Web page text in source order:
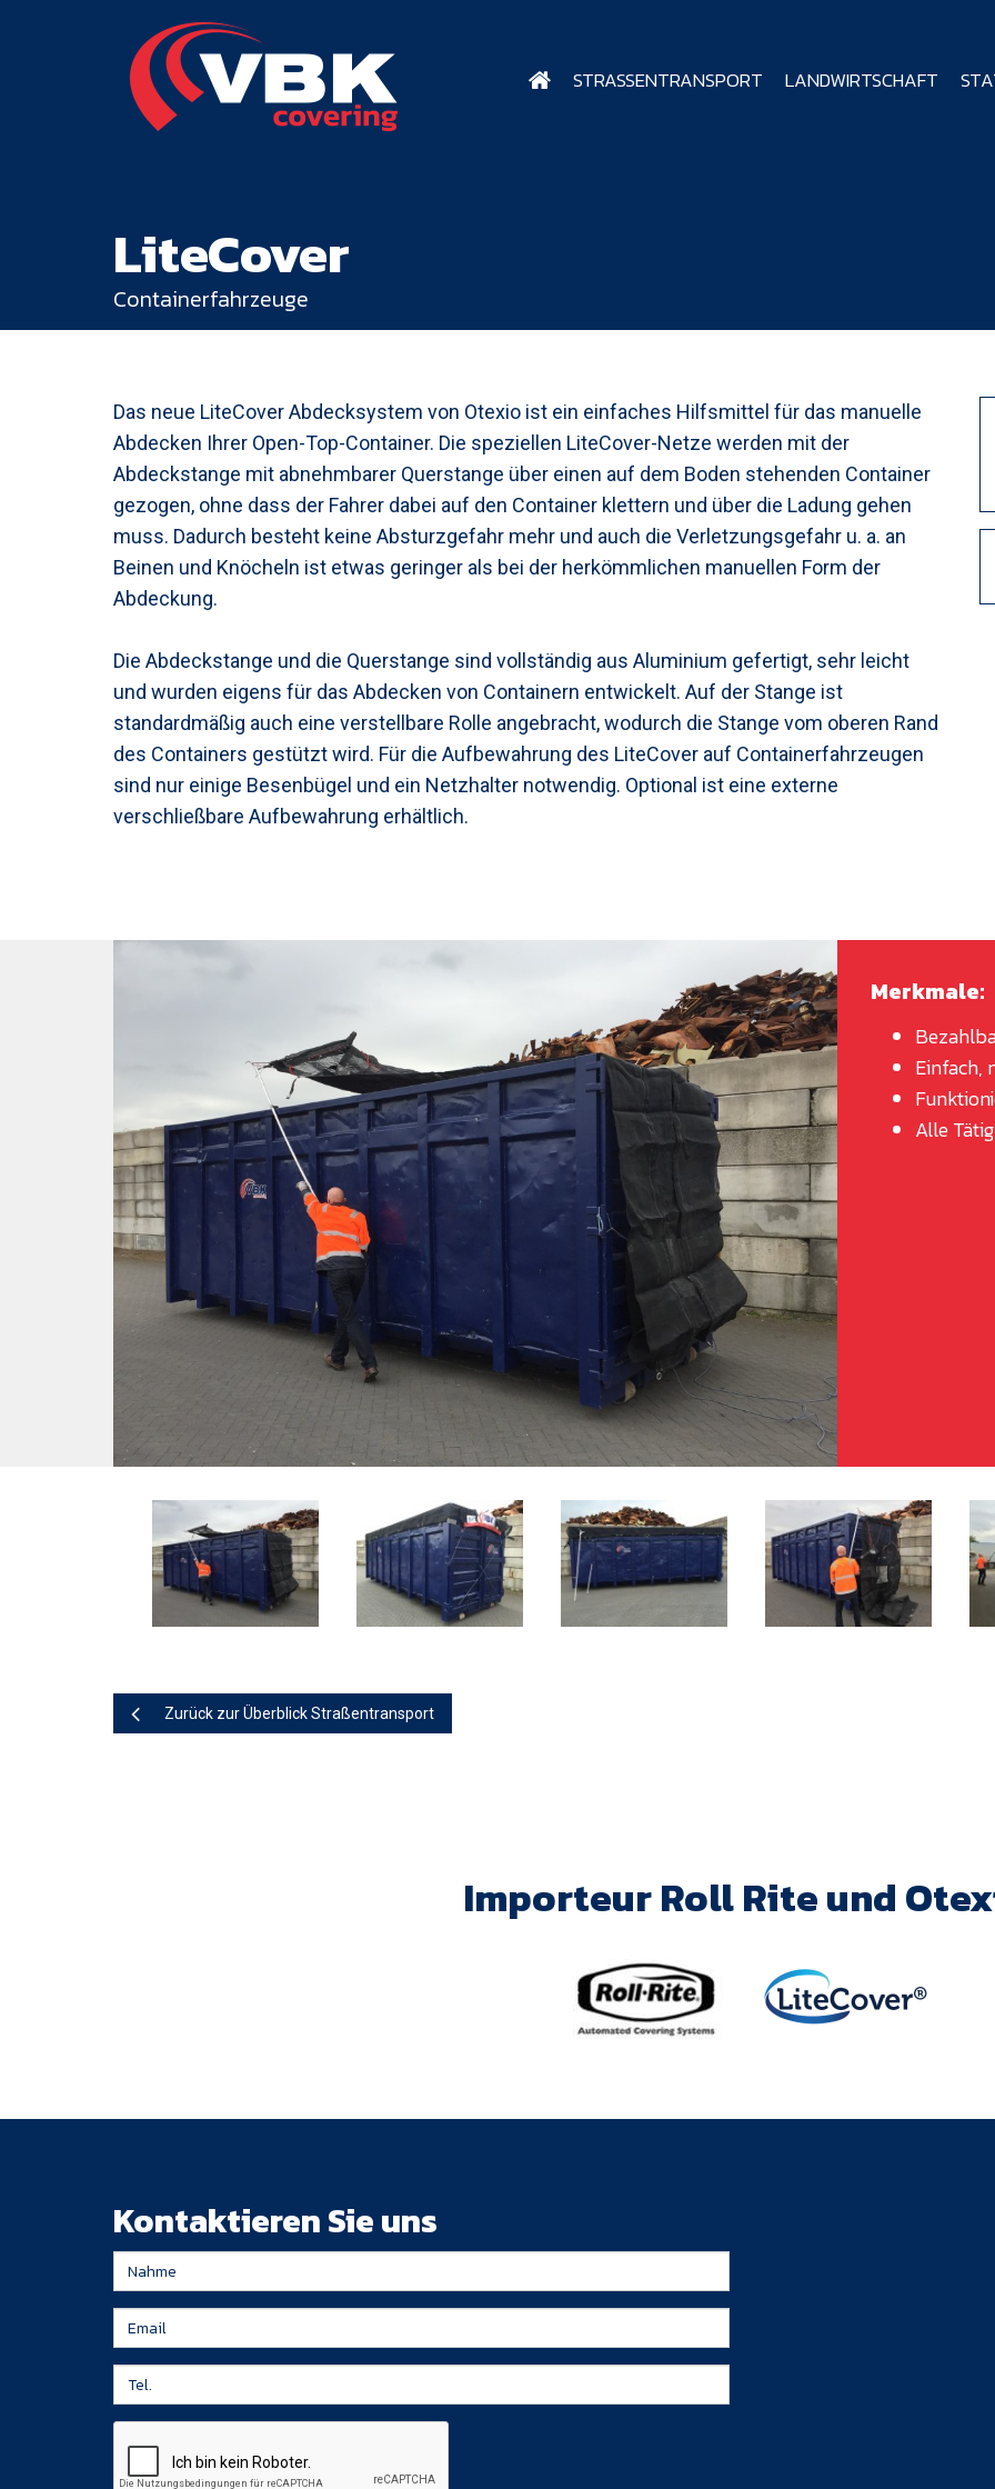
STRASSENTRANSPORT LANDWIRTSCHAFT
LiteCover
Containerfahrzeuge
Das neue LiteCover Abdecksystem von Otexio ist ein einfaches Hilfsmittel für das manuelle
Abdecken Ihrer Open-Top-Container. Die speziellen LiteCover-Netze werden mit der
Abdeckstange mit abnehmbarer Querstange über einen auf dem Boden stehenden Container
gezogen, ohne dass der Fahrer dabei auf den Container klettern und über die Ladung gehen
muss. Dadurch besteht keine Absturzgefahr mehr und auch die Verletzungsgefahr u. a. an
Beinen und Knöcheln ist etwas geringer als bei der herkömmlichen manuellen Form der
Abdeckung.
Die Abdeckstange und die Querstange sind vollständig aus Aluminium gefertigt, sehr leicht
und wurden eigens für das Abdecken von Containern entwickelt. Auf der Stange ist
standardmäßig auch eine verstellbare Rolle angebracht, wodurch die Stange vom oberen Rand
des Containers gestützt wird. Für die Aufbewahrung des LiteCover auf Containerfahrzeugen
sind nur einige Besenbügel und ein Netzhalter notwendig. Optional ist eine externe
verschließbare Aufbewahrung erhältlich.
Merkmale:
Einfach,
Alle
Zurück zur Überblick Straßentransport
Importeur Roll Rite und
Kontaktieren Sie uns